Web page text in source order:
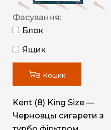
Фасування:
Блок
Ящик
В Кошик
Kent (8) King Size —
Черновцы сигарети з